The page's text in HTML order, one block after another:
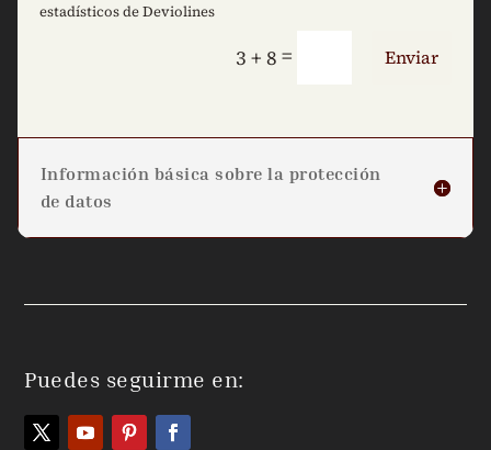
estadísticos de Deviolines
3 + 8 = Enviar
Información básica sobre la protección
de datos
Puedes seguirme en: